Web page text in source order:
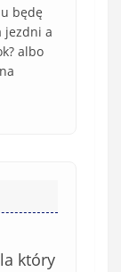
będę
jezdni a
albo
który